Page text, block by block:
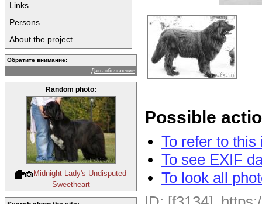
Links
Persons
About the project
Обратите внимание:
Дать объявление
Random photo:
Midnight Lady's Undisputed
Sweetheart
Possible
To refer to this
To see EXIF
To look all